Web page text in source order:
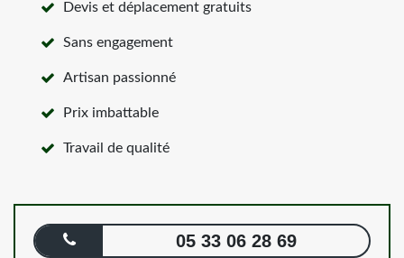
Devis et déplacement gratuits
Sans engagement
Artisan passionné
Prix imbattable
Travail de qualité
05 33 06 28 69